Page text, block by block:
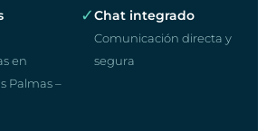
en
Palmas –
✓Chat integrado
Comunicación directa y
segura